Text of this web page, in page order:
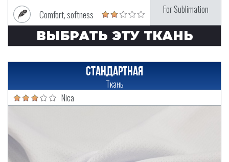
Comfort, softness
For Sublimation
ВЫБРАТЬ ЭТУ ТКАНЬ
Стандартная
Ткань
Nica